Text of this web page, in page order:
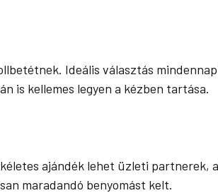
Ideális választás
is kellemes legyen a kézben tartása.
ajándék lehet üzleti partnerek,
maradandó benyomást kelt.